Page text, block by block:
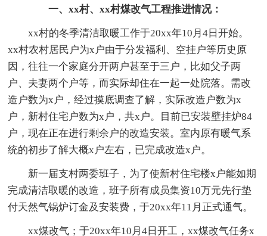
一、xx村、xx村煤改气工程推进情况：
xx村的冬季清洁取暖工作于20xx年10月4日开始。
xx村农村居民户为x户由于分发福利、空挂户等历史原
因，往往一个家庭分开两户甚至于三户，比如父子两
户、夫妻两个户等，而实际却住在一起一处院落。需改
造户数为x户，经过摸底调查了解，实际改造户数为x
户，新村住宅户数为x户，共x户。目前已安装壁挂炉84
户，现在正在进行剩余户的改造安装。室内原有暖气系
统的初步了解大概x户左右，已完成改造x户。
新一届支村两委班子，为了使新村住宅楼x户能如期
完成清洁取暖的改造，班子所有成员集资10万元先行垫
付天然气锅炉订金及安装费，于20xx年11月正式通气。
xx煤改气；于20xx年10月4日开工，xx煤改气任务x